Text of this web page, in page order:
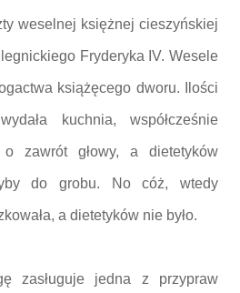
weselnej księżnej cieszyńskiej
Fryderyka IV. Wesele
książęcego dworu. Ilości
kuchnia, współcześnie
o zawrót głowy, a dietetyków
do grobu. No cóż, wtedy
a dietetyków nie było.
zasługuje jedna z przypraw